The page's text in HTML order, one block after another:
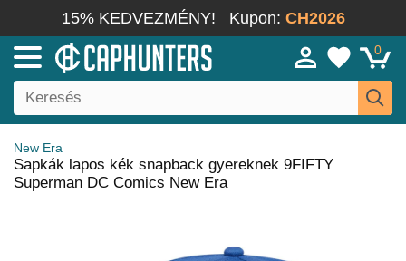
15% KEDVEZMÉNY! Kupon: CH2026
0
New Era
Sapkák lapos kék snapback gyereknek 9FIFTY
Superman DC Comics New Era